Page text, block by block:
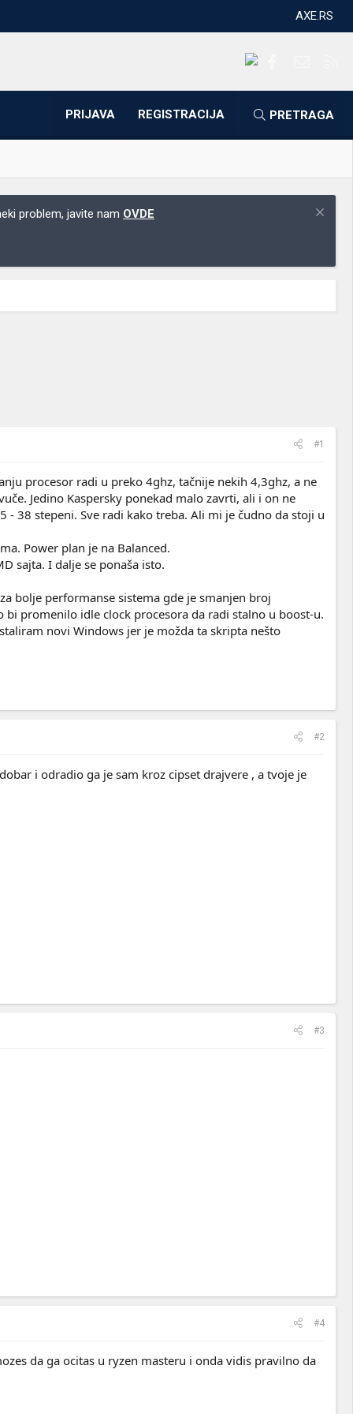
AXE.RS
PRIJAVA REGISTRACIJA PRETRAGA
problem, javite nam OVDE
#1
procesor radi u preko 4ghz, tačnije nekih 4,3ghz, a ne
Jedino Kaspersky ponekad malo zavrti, ali i on ne
38 stepeni. Sve radi kako treba. Ali mi je čudno da stoji u
Power plan je na Balanced.
sajta. I dalje se ponaša isto.
bolje performanse sistema gde je smanjen broj
promenilo idle clock procesora da radi stalno u boost-u.
novi Windows jer je možda ta skripta nešto
#2
i odradio ga je sam kroz cipset drajvere , a tvoje je
#3
#4
da ga ocitas u ryzen masteru i onda vidis pravilno da